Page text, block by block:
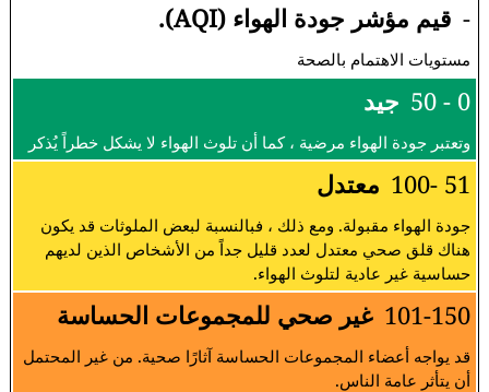
- قيم مؤشر جودة الهواء (AQI).
مستويات الاهتمام بالصحة
0 - 50 جيد
وتعتبر جودة الهواء مرضية ، كما أن تلوث الهواء لا يشكل خطراً يُذكر
51 -100 معتدل
جودة الهواء مقبولة. ومع ذلك ، فبالنسبة لبعض الملوثات قد يكون
هناك قلق صحي معتدل لعدد قليل جداً من الأشخاص الذين لديهم
حساسية غير عادية لتلوث الهواء.
101-150 غير صحي للمجموعات الحساسة
قد يواجه أعضاء المجموعات الحساسة آثارًا صحية. من غير المحتمل
أن يتأثر عامة الناس.